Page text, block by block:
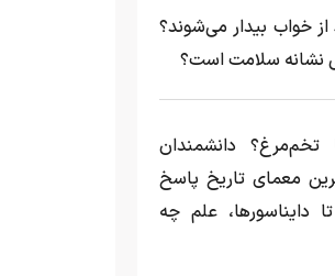
از خواب بیدار می‌شوند؟
نشانه سلامت است؟
دانشمندان
معمای تاریخ پاسخ
دایناسورها، علم چه